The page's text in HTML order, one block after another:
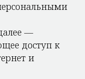
—
доступ к
и